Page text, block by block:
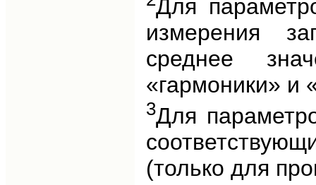
Для
измерения
среднее
«гармоники» и
3Для
(только для